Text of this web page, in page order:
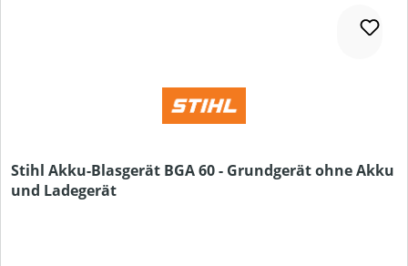
Stihl Akku-Blasgerät BGA 60 - Grundgerät ohne Akku
und Ladegerät